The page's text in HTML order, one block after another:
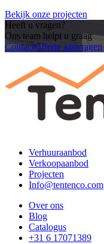
Bekijk onze projecten
Heeft u vragen?
Ons team helpt u graag
ContactOfferte aanvragen
Verhuuraanbod
Verkoopaanbod
Projecten
Info@tentenco.com
Over ons
Blog
Catalogus
+31 6 17071389